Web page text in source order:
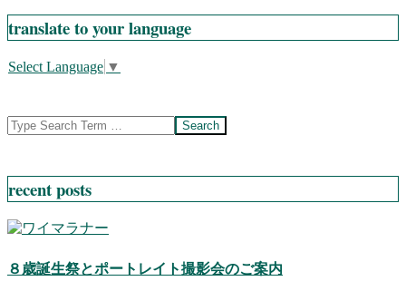
translate to your language
Select Language ▼
Search
recent posts
８歳誕生祭とポートレイト撮影会のご案内